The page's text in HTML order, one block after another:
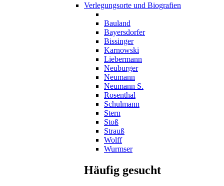
Verlegungsorte und Biografien
Bauland
Bayersdorfer
Bissinger
Karnowski
Liebermann
Neuburger
Neumann
Neumann S.
Rosenthal
Schulmann
Stern
Stoß
Strauß
Wolff
Wurmser
Häufig gesucht